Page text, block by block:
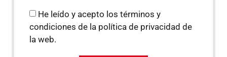
He leído y acepto los términos y
condiciones de la política de privacidad de
la web.